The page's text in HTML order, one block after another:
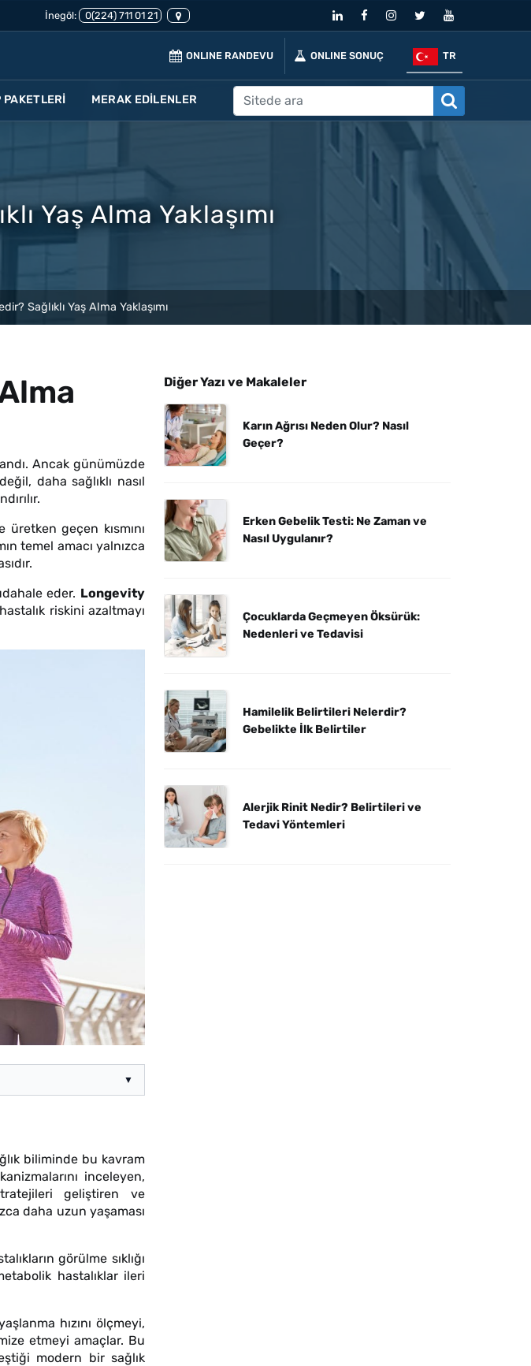
İnegöl: 0(224) 711 01 21
ONLINE RANDEVU ONLINE SONUÇ TR
PAKETLERİ MERAK EDİLENLER
Yaş Alma Yaklaşımı
Sağlıklı Yaş Alma Yaklaşımı
Ancak günümüzde
daha sağlıklı nasıl
geçen kısmını
temel amacı yalnızca
eder. Longevity
riskini azaltmayı
▼
biliminde bu kavram
inceleyen,
geliştiren ve
daha uzun yaşaması
görülme sıklığı
hastalıklar ileri
hızını ölçmeyi,
etmeyi amaçlar. Bu
modern bir sağlık
Diğer Yazı ve Makaleler
Karın Ağrısı Neden Olur? Nasıl
Geçer?
Erken Gebelik Testi: Ne Zaman ve
Nasıl Uygulanır?
Çocuklarda Geçmeyen Öksürük:
Nedenleri ve Tedavisi
Hamilelik Belirtileri Nelerdir?
Gebelikte İlk Belirtiler
Alerjik Rinit Nedir? Belirtileri ve
Tedavi Yöntemleri